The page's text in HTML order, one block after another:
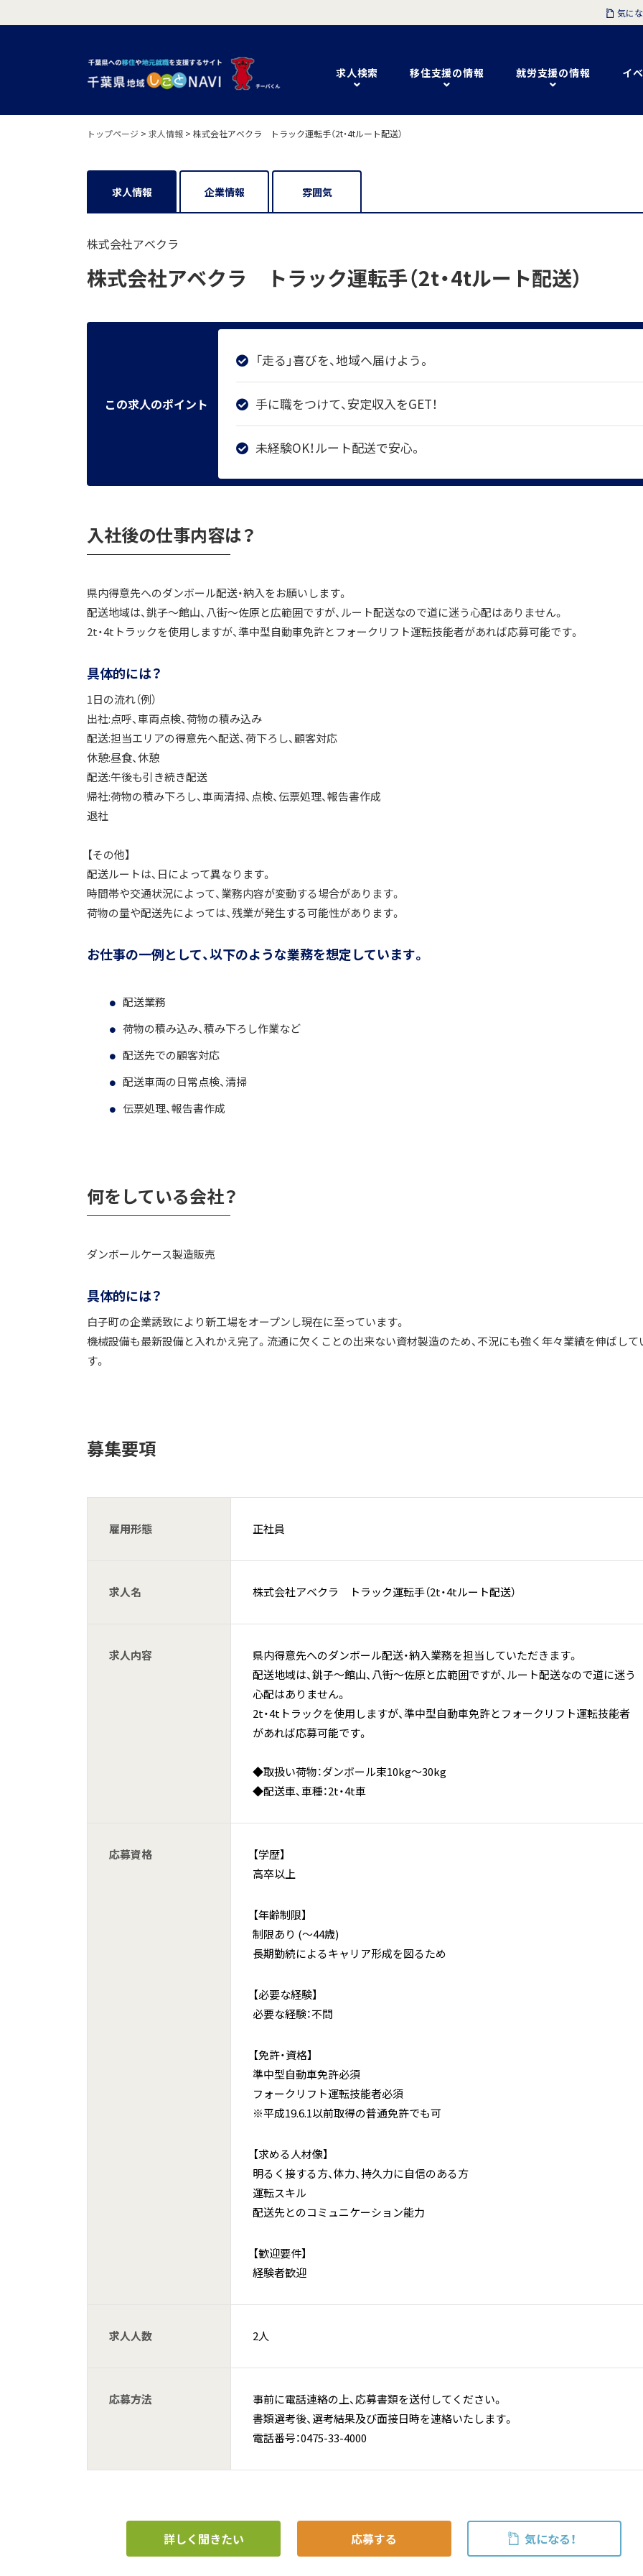
求人検索 移住支援の情報 就労支援の情報 イ
気に
トップページ > 求人情報 > 株式会社アベクラ トラック運転手（2t・4tルート配送）
求人情報 企業情報 雰囲気
株式会社アベクラ
株式会社アベクラ トラック運転手（2t・4tルート配送）
この求人のポイント
「走る」喜びを、地域へ届けよう。
手に職をつけて、安定収入をGET！
未経験OK！ルート配送で安心。
入社後の仕事内容は？
県内得意先へのダンボール配送・納入をお願いします。
配送地域は、銚子～館山、八街～佐原と広範囲ですが、ルート配送なので道に迷う心配はありません。
2t・4tトラックを使用しますが、準中型自動車免許とフォークリフト運転技能者があれば応募可能です。
具体的には？
1日の流れ（例）
出社:点呼、車両点検、荷物の積み込み
配送:担当エリアの得意先へ配送、荷下ろし、顧客対応
休憩:昼食、休憩
配送:午後も引き続き配送
帰社:荷物の積み下ろし、車両清掃、点検、伝票処理、報告書作成
退社
【その他】
配送ルートは、日によって異なります。
時間帯や交通状況によって、業務内容が変動する場合があります。
荷物の量や配送先によっては、残業が発生する可能性があります。
お仕事の一例として、以下のような業務を想定しています。
配送業務
荷物の積み込み、積み下ろし作業など
配送先での顧客対応
配送車両の日常点検、清掃
伝票処理、報告書作成
何をしている会社？
ダンボールケース製造販売
具体的には？
白子町の企業誘致により新工場をオープンし現在に至っています。
機械設備も最新設備と入れかえ完了。流通に欠くことの出来ない資材製造のため、不況にも強く年々業績を伸ばして
す。
募集要項
雇用形態 正社員
求人名 株式会社アベクラ トラック運転手（2t・4tルート配送）
求人内容
県内得意先へのダンボール配送・納入業務を担当していただきます。
配送地域は、銚子～館山、八街～佐原と広範囲ですが、ルート配送なので道に迷う
心配はありません。
2t・4tトラックを使用しますが、準中型自動車免許とフォークリフト運転技能者
があれば応募可能です。
◆取扱い荷物：ダンボール束10kg～30kg
◆配送車、車種：2t・4t車
応募資格
【学歴】
高卒以上
【年齢制限】
制限あり (〜44歳)
長期勤続によるキャリア形成を図るため
【必要な経験】
必要な経験：不問
【免許・資格】
準中型自動車免許必須
フォークリフト運転技能者必須
※平成19.6.1以前取得の普通免許でも可
【求める人材像】
明るく接する方、体力、持久力に自信のある方
運転スキル
配送先とのコミュニケーション能力
【歓迎要件】
経験者歓迎
求人人数 2人
応募方法
事前に電話連絡の上、応募書類を送付してください。
書類選考後、選考結果及び面接日時を連絡いたします。
電話番号：0475-33-4000
詳しく聞きたい 応募する 気になる！